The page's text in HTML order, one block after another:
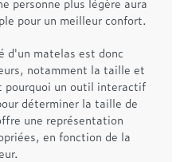
pour un meilleur confort.
d'un matelas est donc
notamment la taille et
pourquoi un outil interactif
déterminer la taille de
une représentation
en fonction de la